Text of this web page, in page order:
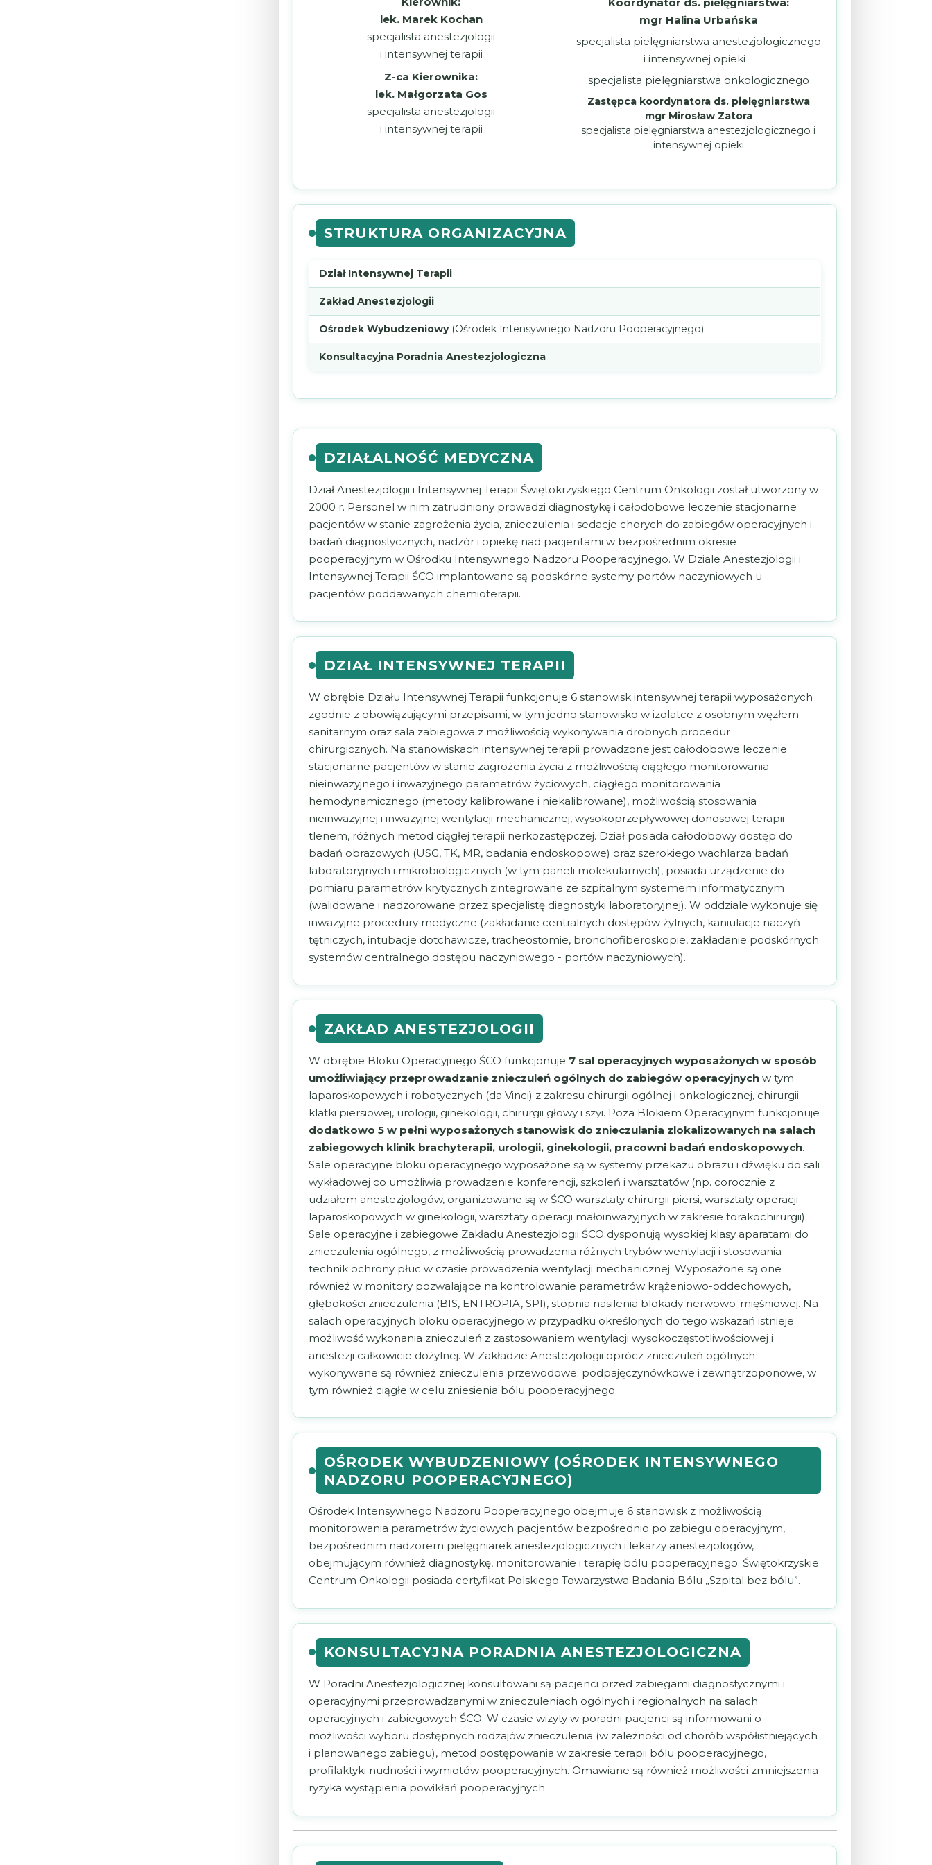
lek. Marek Kochan
specjalista anestezjologii
i intensywnej terapii
Z-ca Kierownika:
lek. Małgorzata Gos
specjalista anestezjologii
i intensywnej terapii
mgr Halina Urbańska
specjalista pielęgniarstwa anestezjologicznego
i intensywnej opieki
specjalista pielęgniarstwa onkologicznego
Zastępca koordynatora ds. pielęgniarstwa
mgr Mirosław Zatora
specjalista pielęgniarstwa anestezjologicznego i
intensywnej opieki
STRUKTURA ORGANIZACYJNA
Dział Intensywnej Terapii
Zakład Anestezjologii
Ośrodek Wybudzeniowy(Ośrodek Intensywnego Nadzoru Pooperacyjnego)
Konsultacyjna Poradnia Anestezjologiczna
DZIAŁALNOŚĆ MEDYCZNA
Dział Anestezjologii i Intensywnej Terapii Świętokrzyskiego Centrum Onkologii został utworzony w
2000 r. Personel w nim zatrudniony prowadzi diagnostykę i całodobowe leczenie stacjonarne
pacjentów w stanie zagrożenia życia, znieczulenia i sedacje chorych do zabiegów operacyjnych i
badań diagnostycznych, nadzór i opiekę nad pacjentami w bezpośrednim okresie
pooperacyjnym w Ośrodku Intensywnego Nadzoru Pooperacyjnego. W Dziale Anestezjologii i
Intensywnej Terapii ŚCO implantowane są podskórne systemy portów naczyniowych u
pacjentów poddawanych chemioterapii.
DZIAŁ INTENSYWNEJ TERAPII
W obrębie Działu Intensywnej Terapii funkcjonuje 6 stanowisk intensywnej terapii wyposażonych
zgodnie z obowiązującymi przepisami, w tym jedno stanowisko w izolatce z osobnym węzłem
sanitarnym oraz sala zabiegowa z możliwością wykonywania drobnych procedur
chirurgicznych. Na stanowiskach intensywnej terapii prowadzone jest całodobowe leczenie
stacjonarne pacjentów w stanie zagrożenia życia z możliwością ciągłego monitorowania
nieinwazyjnego i inwazyjnego parametrów życiowych, ciągłego monitorowania
hemodynamicznego (metody kalibrowane i niekalibrowane), możliwością stosowania
nieinwazyjnej i inwazyjnej wentylacji mechanicznej, wysokoprzepływowej donosowej terapii
tlenem, różnych metod ciągłej terapii nerkozastępczej. Dział posiada całodobowy dostęp do
badań obrazowych (USG, TK, MR, badania endoskopowe) oraz szerokiego wachlarza badań
laboratoryjnych i mikrobiologicznych (w tym paneli molekularnych), posiada urządzenie do
pomiaru parametrów krytycznych zintegrowane ze szpitalnym systemem informatycznym
(walidowane i nadzorowane przez specjalistę diagnostyki laboratoryjnej). W oddziale wykonuje się
inwazyjne procedury medyczne (zakładanie centralnych dostępów żylnych, kaniulacje naczyń
tętniczych, intubacje dotchawicze, tracheostomie, bronchofiberoskopie, zakładanie podskórnych
systemów centralnego dostępu naczyniowego - portów naczyniowych).
ZAKŁAD ANESTEZJOLOGII
W obrębie Bloku Operacyjnego ŚCO funkcjonuje 7 sal operacyjnych wyposażonych w sposób
umożliwiający przeprowadzanie znieczuleń ogólnych do zabiegów operacyjnych w tym
laparoskopowych i robotycznych (da Vinci) z zakresu chirurgii ogólnej i onkologicznej, chirurgii
klatki piersiowej, urologii, ginekologii, chirurgii głowy i szyi. Poza Blokiem Operacyjnym funkcjonuje
dodatkowo 5 w pełni wyposażonych stanowisk do znieczulania zlokalizowanych na salach
zabiegowych klinik brachyterapii, urologii, ginekologii, pracowni badań endoskopowych.
Sale operacyjne bloku operacyjnego wyposażone są w systemy przekazu obrazu i dźwięku do sali
wykładowej co umożliwia prowadzenie konferencji, szkoleń i warsztatów (np. corocznie z
udziałem anestezjologów, organizowane są w ŚCO warsztaty chirurgii piersi, warsztaty operacji
laparoskopowych w ginekologii, warsztaty operacji małoinwazyjnych w zakresie torakochirurgii).
Sale operacyjne i zabiegowe Zakładu Anestezjologii ŚCO dysponują wysokiej klasy aparatami do
znieczulenia ogólnego, z możliwością prowadzenia różnych trybów wentylacji i stosowania
technik ochrony płuc w czasie prowadzenia wentylacji mechanicznej. Wyposażone są one
również w monitory pozwalające na kontrolowanie parametrów krążeniowo-oddechowych,
głębokości znieczulenia (BIS, ENTROPIA, SPI), stopnia nasilenia blokady nerwowo-mięśniowej. Na
salach operacyjnych bloku operacyjnego w przypadku określonych do tego wskazań istnieje
możliwość wykonania znieczuleń z zastosowaniem wentylacji wysokoczęstotliwościowej i
anestezji całkowicie dożylnej. W Zakładzie Anestezjologii oprócz znieczuleń ogólnych
wykonywane są również znieczulenia przewodowe: podpajęczynówkowe i zewnątrzoponowe, w
tym również ciągłe w celu zniesienia bólu pooperacyjnego.
OŚRODEK WYBUDZENIOWY (OŚRODEK INTENSYWNEGO
NADZORU POOPERACYJNEGO)
Ośrodek Intensywnego Nadzoru Pooperacyjnego obejmuje 6 stanowisk z możliwością
monitorowania parametrów życiowych pacjentów bezpośrednio po zabiegu operacyjnym,
bezpośrednim nadzorem pielęgniarek anestezjologicznych i lekarzy anestezjologów,
obejmującym również diagnostykę, monitorowanie i terapię bólu pooperacyjnego. Świętokrzyskie
Centrum Onkologii posiada certyfikat Polskiego Towarzystwa Badania Bólu „Szpital bez bólu”.
KONSULTACYJNA PORADNIA ANESTEZJOLOGICZNA
W Poradni Anestezjologicznej konsultowani są pacjenci przed zabiegami diagnostycznymi i
operacyjnymi przeprowadzanymi w znieczuleniach ogólnych i regionalnych na salach
operacyjnych i zabiegowych ŚCO. W czasie wizyty w poradni pacjenci są informowani o
możliwości wyboru dostępnych rodzajów znieczulenia (w zależności od chorób współistniejących
i planowanego zabiegu), metod postępowania w zakresie terapii bólu pooperacyjnego,
profilaktyki nudności i wymiotów pooperacyjnych. Omawiane są również możliwości zmniejszenia
ryzyka wystąpienia powikłań pooperacyjnych.